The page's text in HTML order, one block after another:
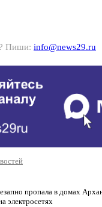
Пиши: info@news29.ru
пропала в домах
электросетях